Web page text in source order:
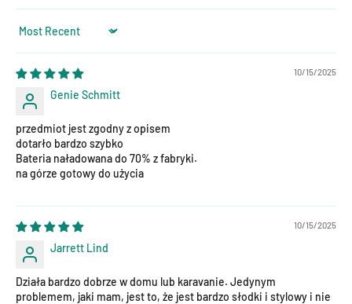
Sort by
10/15/2025
Genie Schmitt
przedmiot jest zgodny z opisem
dotarło bardzo szybko
Bateria naładowana do 70% z fabryki.
na górze gotowy do użycia
10/15/2025
Jarrett Lind
Działa bardzo dobrze w domu lub karavanie. Jedynym
problemem, jaki mam, jest to, że jest bardzo słodki i stylowy i nie